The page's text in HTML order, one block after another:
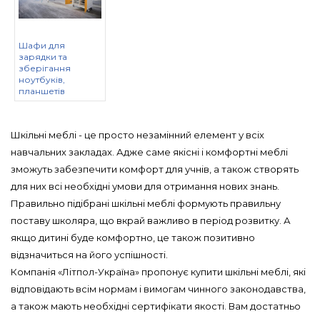
Шафи для
зарядки та
зберігання
ноутбуків,
планшетів
Шкільні меблі - це просто незамінний елемент у всіх
навчальних закладах. Адже саме якісні і комфортні меблі
зможуть забезпечити комфорт для учнів, а також створять
для них всі необхідні умови для отримання нових знань.
Правильно підібрані шкільні меблі формують правильну
поставу школяра, що вкрай важливо в період розвитку. А
якщо дитині буде комфортно, це також позитивно
відзначиться на його успішності.
Компанія «Літпол-Україна» пропонує купити шкільні меблі, які
відповідають всім нормам і вимогам чинного законодавства,
а також мають необхідні сертифікати якості. Вам достатньо